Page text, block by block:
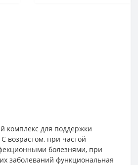
комплекс для поддержки
возрастом, при частой
болезнями, при
заболеваний функциональная